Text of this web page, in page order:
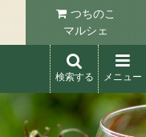
つちのこ
マルシェ
検索する メニュー